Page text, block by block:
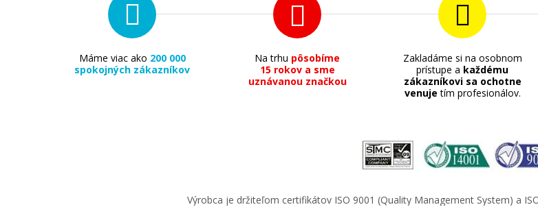
Máme viac ako 200 000
spokojných zákazníkov
Na trhu pôsobíme
15 rokov a sme
uznávanou značkou
Zakladáme si na osobnom
prístupe a každému
zákazníkovi sa ochotne
venuje tím profesionálov.
Výrobca je držiteľom certifikátov ISO 9001 (Quality Management System) a